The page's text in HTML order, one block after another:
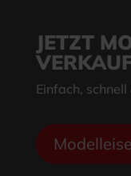
JETZT
Einfach,